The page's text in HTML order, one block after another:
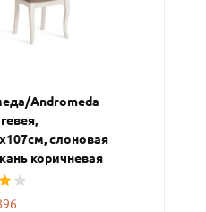
Andromeda
слоновая
коричневая